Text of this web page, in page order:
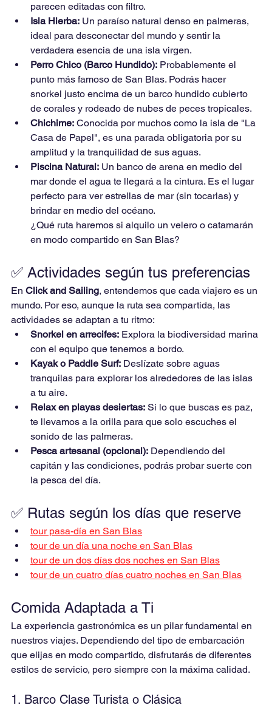
parecen editadas con filtro.
Isla Hierba: Un paraíso natural denso en palmeras,
ideal para desconectar del mundo y sentir la
verdadera esencia de una isla virgen.
Perro Chico (Barco Hundido): Probablemente el
punto más famoso de San Blas. Podrás hacer
snorkel justo encima de un barco hundido cubierto
de corales y rodeado de nubes de peces tropicales.
Chichime: Conocida por muchos como la isla de "La
Casa de Papel", es una parada obligatoria por su
amplitud y la tranquilidad de sus aguas.
Piscina Natural: Un banco de arena en medio del
mar donde el agua te llegará a la cintura. Es el lugar
perfecto para ver estrellas de mar (sin tocarlas) y
brindar en medio del océano.
¿Qué ruta haremos si alquilo un velero o catamarán
en modo compartido en San Blas?
✅ Actividades según tus preferencias
En Click and Sailing, entendemos que cada viajero es un
mundo. Por eso, aunque la ruta sea compartida, las
actividades se adaptan a tu ritmo:
Snorkel en arrecifes: Explora la biodiversidad marina
con el equipo que tenemos a bordo.
Kayak o Paddle Surf: Deslízate sobre aguas
tranquilas para explorar los alrededores de las islas
a tu aire.
Relax en playas desiertas: Si lo que buscas es paz,
te llevamos a la orilla para que solo escuches el
sonido de las palmeras.
Pesca artesanal (opcional): Dependiendo del
capitán y las condiciones, podrás probar suerte con
la pesca del día.
✅ Rutas según los días que reserve
tour pasa-día en San Blas
tour de un día una noche en San Blas
tour de un dos días dos noches en San Blas
tour de un cuatro días cuatro noches en San Blas
Comida Adaptada a Ti
La experiencia gastronómica es un pilar fundamental en
nuestros viajes. Dependiendo del tipo de embarcación
que elijas en modo compartido, disfrutarás de diferentes
estilos de servicio, pero siempre con la máxima calidad.
1. Barco Clase Turista o Clásica